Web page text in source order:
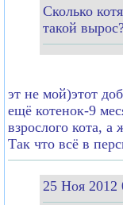
Сколько
такой
эт не мой)этот
ещё котенок-9
взрослого кота, а
Так что всё в
25 Ноя 2012